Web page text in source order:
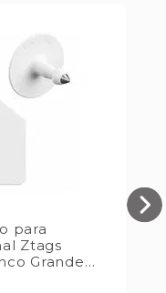
para
Ztags
Grande